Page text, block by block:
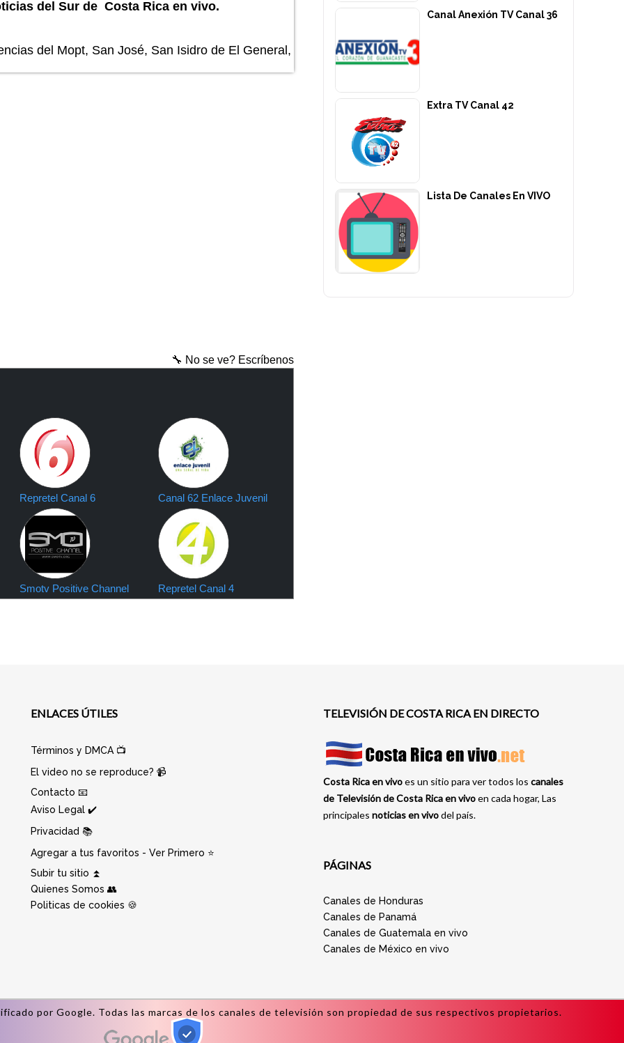
del Sur de Costa Rica en vivo.
del Mopt, San José, San Isidro de El General,
🔧 No se ve? Escríbenos
Repretel Canal 6 Canal 62 Enlace Juvenil
Smotv Positive Channel Repretel Canal 4
Canal Anexión TV Canal 36
Extra TV Canal 42
Lista De Canales En VIVO
ENLACES ÚTILES
Términos y DMCA 📺
El video no se reproduce? 📹
Contacto 📧
Aviso Legal ✔️
Privacidad 📚
Agregar a tus favoritos - Ver Primero ⭐
Subir tu sitio ⏫
Quienes Somos 👥
Politicas de cookies 🍪
TELEVISIÓN DE COSTA RICA EN DIRECTO
Costa Rica en vivoes un sitio para ver todos los canales
de Televisión de Costa Rica en vivoen cada hogar, Las
principales noticias en vivodel país.
PÁGINAS
Canales de Honduras
Canales de Panamá
Canales de Guatemala en vivo
Canales de México en vivo
por Google. Todas las marcas de los canales de televisión son propiedad de sus respectivos propietarios.